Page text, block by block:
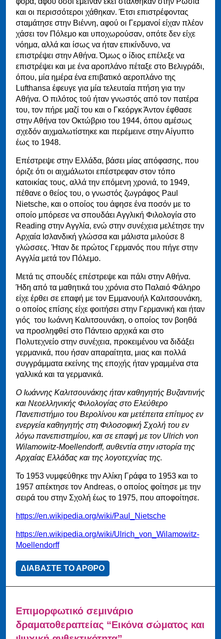
και οι περισσότεροι χάθηκαν. Έτσι επιστρέφοντας
σταμάτησε στην Βιέννη, αφού οι Γερμανοί είχαν πλέον
χάσει τον Πόλεμο και υποχωρούσαν, οπότε δεν είχε
νόημα, αλλά και ίσως να ήταν επικίνδυνο, να
επιστρέψει στην Αθήνα. Όμως ο ίδιος επέλεξε να
επιστρέψει και με ένα αροπλάνο πέταξε στο Βελιγράδι,
όπου, μία ημέρα ένα επιβατικό αεροπλάνο της
Lufthansa έφευγε για μία τελευταία πτήση για την
Αθήνα. Ο πιλότος τού ήταν γνωστός από τον πατέρα
του, τον πήρε μαζί του και ο Γκεόργκ Άντον έφθασε
στην Αθήνα τον Οκτώβριο του 1944, όπου αμέσως
σχεδόν αιχμαλωτίστηκε και περέμεινε στην Αίγυπτο
έως τo 1948.
Επέστρεψε στην Ελλάδα, βάσει μίας απόφασης, που
όριζε ότι οι αιχμάλωτοι επέστρεφαν στον τόπο
κατοικίας τους, αλλά την επόμενη χρονιά, το 1949,
πέθανε ο θείος του, ο γνωστός ζωγράφος Paul
Nietsche, και ο οποίος του άφησε ένα ποσόν με το
οποίο μπόρεσε να σπουδάει Αγγλική Φιλολογία στο
Reading στην Αγγλία, ενώ στην συνέχεια μελέτησε την
Αρχαία Ισλανδική γλώσσα και μάλιστα μιλούσε 8
γλώσσες. Ήταν δε πρώτος Γερμανός που πήγε στην
Αγγλία μετά τον Πόλεμο.
Μετά τις σπουδές επέστρεψε και πάλι στην Αθήνα.
Ήδη από τα μαθητικά του χρόνια στο Παλαιό Φάληρο
είχε έρθει σε επαφή με τον Εμμανουήλ Καλιτσουνάκη,
ο οποίος επίσης είχε φοιτήσει στην Γερμανική και ήταν
γιός του Ιωάννη Καλιτσουνάκη, ο οποίος τον βοηθά
να προσληφθεί στο Πάντειο αρχικά και στο
Πολυτεχνείο στην συνέχεια, προκειμένου να διδάξει
γερμανικά, που ήσαν απαραίτητα, μιας και πολλά
συγγράμματα εκείνης της εποχής ήταν γραμμένα στα
γαλλικά και τα γερμανικά.
Ο Ιωάννης Καλιτσουνάκης ήταν καθηγητής Βυζαντινής
και Νεοελληνικής Φιλολογίας στο Ελεύθερο
Πανεπιστήμιο του Βερολίνου και μετέπειτα επίτιμος εν
ενεργεία καθηγητής στη Φιλοσοφική Σχολή του εν
λόγω πανεπιστημίου, και σε επαφή με τον Ulrich von
Wilamowitz-Moellendorff, αυθεντία στην ιστορία της
Αρχαίας Ελλάδας και της λογοτεχνίας της.
Το 1953 νυμφεύθηκε την Αλίκη Γράφα το 1953 και το
1957 απέκτησε τον Andreas, ο οποίος φοίτησε με την
σειρά του στην Σχολή έως το 1975, που αποφοίτησε.
https://en.wikipedia.org/wiki/Paul_Nietsche
https://en.wikipedia.org/wiki/Ulrich_von_Wilamowitz-
Moellendorff
ΔΙΑΒΑΣΤΕ ΤΟ ΑΡΘΡΟ
Επιμορφωτικό σεμινάριο
δραματοθεραπείας “Εικόνα σώματος και